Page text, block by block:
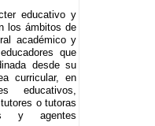
educativo y
los ámbitos de
académico y
que
desde su
curricular, en
educativos,
o tutoras
y agentes